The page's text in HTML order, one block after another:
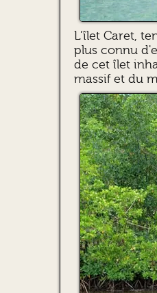
L’îlet Caret,
plus connu
de cet îlet
massif et du